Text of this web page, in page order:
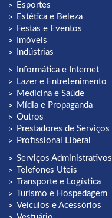
Esportes
Estética e Beleza
Festas e Eventos
Imóveis
Indústrias
Informática e Internet
Lazer e Entretenimento
Medicina e Saúde
Mídia e Propaganda
Outros
Prestadores de Serviços
Profissional Liberal
Serviços Administrativos
Telefones Uteis
Transporte e Logística
Turismo e Hospedagem
Veículos e Acessórios